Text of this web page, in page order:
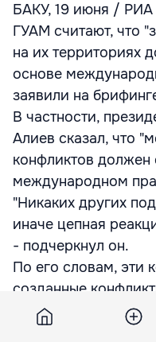
БАКУ, 19 июня /
ГУАМ считают, что
на их территориях
основе
заявили на
В частности,
Алиев сказал, что
конфликтов должен
международном
"Никаких других
иначе цепная
- подчеркнул он.
По его словам, эти
созданные
страны ГУАМ имеют